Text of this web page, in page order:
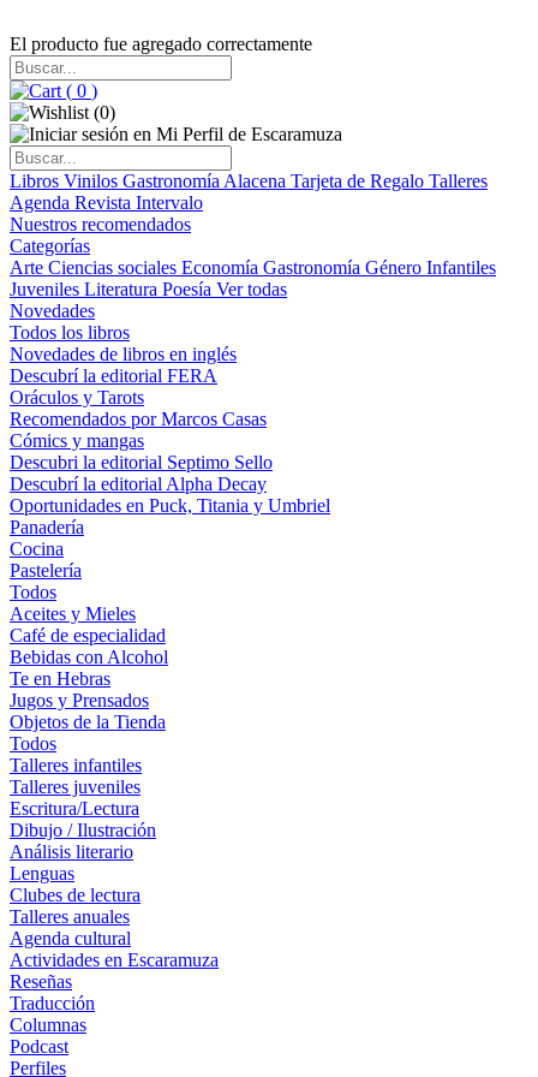
El producto fue agregado correctamente
( 0 )
(0)
Libros Vinilos Gastronomía Alacena Tarjeta de Regalo Talleres
Agenda Revista Intervalo
Nuestros recomendados
Categorías
Arte Ciencias sociales Economía Gastronomía Género Infantiles
Juveniles Literatura Poesía Ver todas
Novedades
Todos los libros
Novedades de libros en inglés
Descubrí la editorial FERA
Oráculos y Tarots
Recomendados por Marcos Casas
Cómics y mangas
Descubri la editorial Septimo Sello
Descubrí la editorial Alpha Decay
Oportunidades en Puck, Titania y Umbriel
Panadería
Cocina
Pastelería
Todos
Aceites y Mieles
Café de especialidad
Bebidas con Alcohol
Te en Hebras
Jugos y Prensados
Objetos de la Tienda
Todos
Talleres infantiles
Talleres juveniles
Escritura/Lectura
Dibujo / Ilustración
Análisis literario
Lenguas
Clubes de lectura
Talleres anuales
Agenda cultural
Actividades en Escaramuza
Reseñas
Traducción
Columnas
Podcast
Perfiles